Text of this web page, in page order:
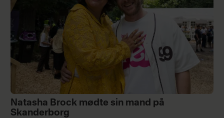
Natasha Brock mødte sin mand på
Skanderborg